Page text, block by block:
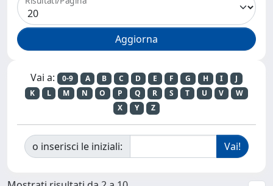
Vai a: 0-9 A B C D E F G H I
J
K
L M N O P Q R S T U V
W
X
Y Z
o inserisci le iniziali: